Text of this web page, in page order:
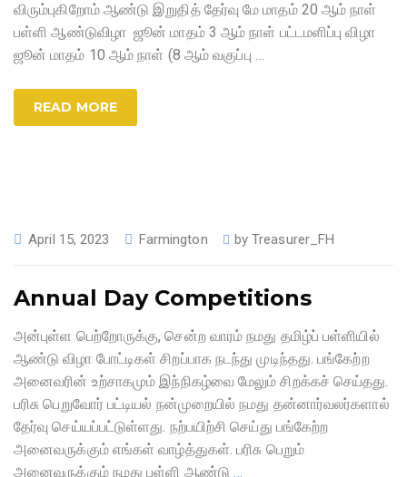
விரும்புகிறோம் ஆண்டு இறுதித் தேர்வு மே மாதம் 20 ஆம் நாள்
பள்ளி ஆண்டுவிழா ஜூன் மாதம் 3 ஆம் நாள் பட்டமளிப்பு விழா
ஜூன் மாதம் 10 ஆம் நாள் (8 ஆம் வகுப்பு …
READ MORE
April 15, 2023 Farmington byTreasurer_FH
Annual Day Competitions
அன்புள்ள பெற்றோருக்கு, சென்ற வாரம் நமது தமிழ்ப் பள்ளியில்
ஆண்டு விழா போட்டிகள் சிறப்பாக நடந்து முடிந்தது. பங்கேற்ற
அனைவரின் உற்சாகமும் இந்நிகழ்வை மேலும் சிறக்கச் செய்தது.
பரிசு பெறுவோர் பட்டியல் நன்முறையில் நமது தன்னார்வலர்களால்
தேர்வு செய்யப்பட்டுள்ளது. நற்பயிற்சி செய்து பங்கேற்ற
அனைவருக்கும் எங்கள் வாழ்த்துகள். பரிசு பெறும்
அனைவருக்கும் நமது பள்ளி ஆண்டு…